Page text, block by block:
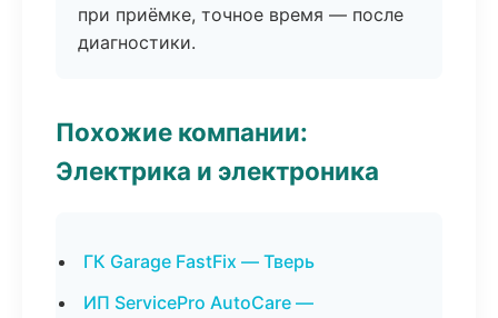
при приёмке, точное время — после
диагностики.
Похожие компании:
Электрика и электроника
ГК Garage FastFix — Тверь
ИП ServicePro AutoCare —